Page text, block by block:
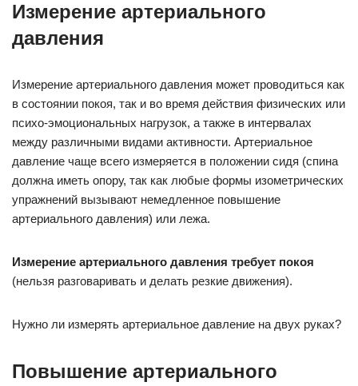
Измерение артериального
давления
Измерение артериального давления может проводиться как
в состоянии покоя, так и во время действия физических или
психо-эмоциональных нагрузок, а также в интервалах
между различными видами активности. Артериальное
давление чаще всего измеряется в положении сидя (спина
должна иметь опору, так как любые формы изометрических
упражнений вызывают немедленное повышение
артериального давления) или лежа.
Измерение артериального давления требует покоя
(нельзя разговаривать и делать резкие движения).
Нужно ли измерять артериальное давление на двух руках?
Повышение артериального